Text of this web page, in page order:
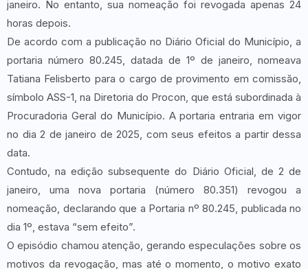
janeiro. No entanto, sua nomeação foi revogada apenas 24
horas depois.
De acordo com a publicação no Diário Oficial do Município, a
portaria número 80.245, datada de 1º de janeiro, nomeava
Tatiana Felisberto para o cargo de provimento em comissão,
símbolo ASS-1, na Diretoria do Procon, que está subordinada à
Procuradoria Geral do Município. A portaria entraria em vigor
no dia 2 de janeiro de 2025, com seus efeitos a partir dessa
data.
Contudo, na edição subsequente do Diário Oficial, de 2 de
janeiro, uma nova portaria (número 80.351) revogou a
nomeação, declarando que a Portaria nº 80.245, publicada no
dia 1º, estava “sem efeito”.
O episódio chamou atenção, gerando especulações sobre os
motivos da revogação, mas até o momento, o motivo exato